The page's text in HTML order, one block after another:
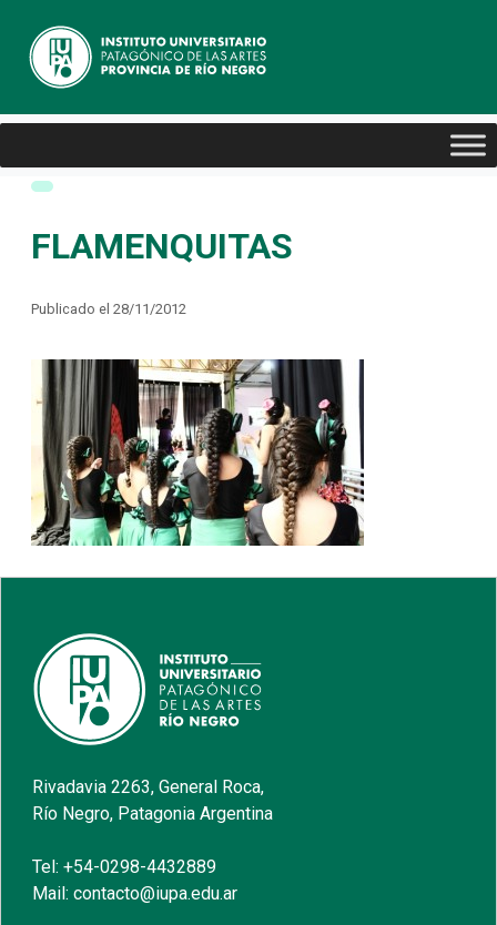
FLAMENQUITAS
Publicado el 28/11/2012
Rivadavia 2263, General Roca,
Río Negro, Patagonia Argentina
Tel: +54-0298-4432889
Mail: contacto@iupa.edu.ar